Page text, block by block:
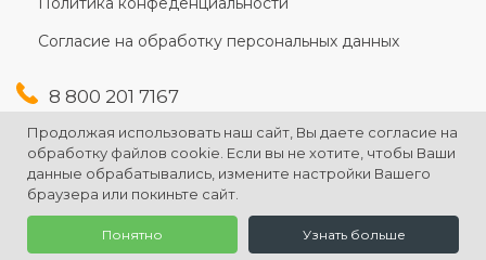
Согласие на обработку персональных данных
8 800 201 7167
+7 (3852) 607-167
+7 (3852) 226-176
Продолжая использовать наш сайт, Вы даете согласие на
обработку файлов cookie. Если вы не хотите, чтобы Ваши
данные обрабатывались, измените настройки Вашего
браузера или покиньте сайт.
Понятно Узнать больше